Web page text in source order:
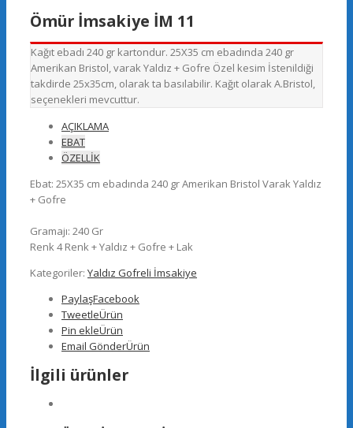
Ömür İmsakiye İM 11
Kağıt ebadı 240 gr kartondur. 25X35 cm ebadında 240 gr
Amerikan Bristol, varak Yaldız + Gofre Özel kesim İstenildiği
takdirde 25x35cm, olarak ta basılabilir. Kağıt olarak A.Bristol,
seçenekleri mevcuttur.
AÇIKLAMA
EBAT
ÖZELLİK
Ebat: 25X35 cm ebadında 240 gr Amerikan Bristol Varak Yaldız
+ Gofre
Gramajı: 240 Gr
Renk 4 Renk + Yaldız + Gofre + Lak
Kategoriler: Yaldız Gofreli İmsakiye
PaylaşFacebook
TweetleÜrün
Pin ekleÜrün
Email GönderÜrün
İlgili ürünler